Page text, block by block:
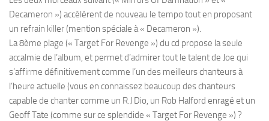
Decameron ») accélèrent de nouveau le tempo tout en proposant
un refrain killer (mention spéciale à « Decameron »).
La 8ème plage (« Target For Revenge ») du cd propose la seule
accalmie de l’album, et permet d’admirer tout le talent de Joe qui
s’affirme définitivement comme l’un des meilleurs chanteurs à
l’heure actuelle (vous en connaissez beaucoup des chanteurs
capable de chanter comme un R.J Dio, un Rob Halford enragé et un
Geoff Tate (comme sur ce splendide « Target For Revenge ») ?